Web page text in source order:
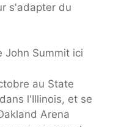
s'adapter du
John Summit ici
au State
l'Illinois, et se
Arena